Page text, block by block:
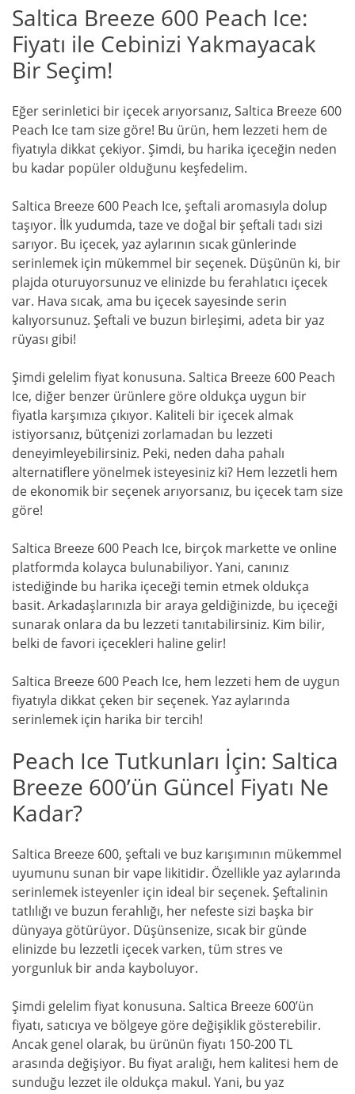
Saltica Breeze 600 Peach Ice:
Fiyatı ile Cebinizi Yakmayacak
Bir Seçim!
Eğer serinletici bir içecek arıyorsanız, Saltica Breeze 600
Peach Ice tam size göre! Bu ürün, hem lezzeti hem de
fiyatıyla dikkat çekiyor. Şimdi, bu harika içeceğin neden
bu kadar popüler olduğunu keşfedelim.
Saltica Breeze 600 Peach Ice, şeftali aromasıyla dolup
taşıyor. İlk yudumda, taze ve doğal bir şeftali tadı sizi
sarıyor. Bu içecek, yaz aylarının sıcak günlerinde
serinlemek için mükemmel bir seçenek. Düşünün ki, bir
plajda oturuyorsunuz ve elinizde bu ferahlatıcı içecek
var. Hava sıcak, ama bu içecek sayesinde serin
kalıyorsunuz. Şeftali ve buzun birleşimi, adeta bir yaz
rüyası gibi!
Şimdi gelelim fiyat konusuna. Saltica Breeze 600 Peach
Ice, diğer benzer ürünlere göre oldukça uygun bir
fiyatla karşımıza çıkıyor. Kaliteli bir içecek almak
istiyorsanız, bütçenizi zorlamadan bu lezzeti
deneyimleyebilirsiniz. Peki, neden daha pahalı
alternatiflere yönelmek isteyesiniz ki? Hem lezzetli hem
de ekonomik bir seçenek arıyorsanız, bu içecek tam size
göre!
Saltica Breeze 600 Peach Ice, birçok markette ve online
platformda kolayca bulunabiliyor. Yani, canınız
istediğinde bu harika içeceği temin etmek oldukça
basit. Arkadaşlarınızla bir araya geldiğinizde, bu içeceği
sunarak onlara da bu lezzeti tanıtabilirsiniz. Kim bilir,
belki de favori içecekleri haline gelir!
Saltica Breeze 600 Peach Ice, hem lezzeti hem de uygun
fiyatıyla dikkat çeken bir seçenek. Yaz aylarında
serinlemek için harika bir tercih!
Peach Ice Tutkunları İçin: Saltica
Breeze 600’ün Güncel Fiyatı Ne
Kadar?
Saltica Breeze 600, şeftali ve buz karışımının mükemmel
uyumunu sunan bir vape likitidir. Özellikle yaz aylarında
serinlemek isteyenler için ideal bir seçenek. Şeftalinin
tatlılığı ve buzun ferahlığı, her nefeste sizi başka bir
dünyaya götürüyor. Düşünsenize, sıcak bir günde
elinizde bu lezzetli içecek varken, tüm stres ve
yorgunluk bir anda kayboluyor.
Şimdi gelelim fiyat konusuna. Saltica Breeze 600’ün
fiyatı, satıcıya ve bölgeye göre değişiklik gösterebilir.
Ancak genel olarak, bu ürünün fiyatı 150-200 TL
arasında değişiyor. Bu fiyat aralığı, hem kalitesi hem de
sunduğu lezzet ile oldukça makul. Yani, bu yaz